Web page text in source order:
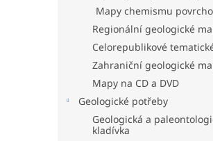
Mapy chemismu
Regionální geologické
Celorepublikové
Zahraniční geologické
Mapy na CD a DVD
Geologické potřeby
Geologická a
kladívka